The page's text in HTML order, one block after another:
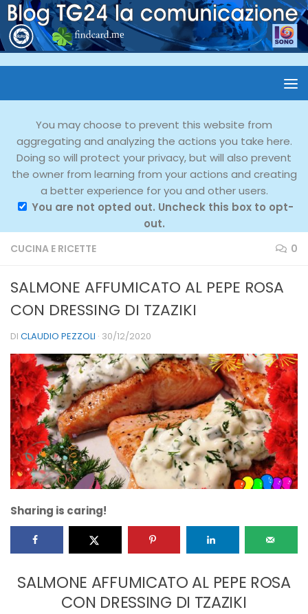
You may choose to prevent this website from
aggregating and analyzing the actions you take here.
Doing so will protect your privacy, but will also prevent
the owner from learning from your actions and creating
a better experience for you and other users.
You are not opted out. Uncheck this box to opt-
out.
CUCINA E RICETTE 0
SALMONE AFFUMICATO AL PEPE ROSA
CON DRESSING DI TZAZIKI
DI CLAUDIO PEZZOLI · 30/12/2020
Sharing is caring!
SALMONE AFFUMICATO AL PEPE ROSA
CON DRESSING DI TZAZIKI